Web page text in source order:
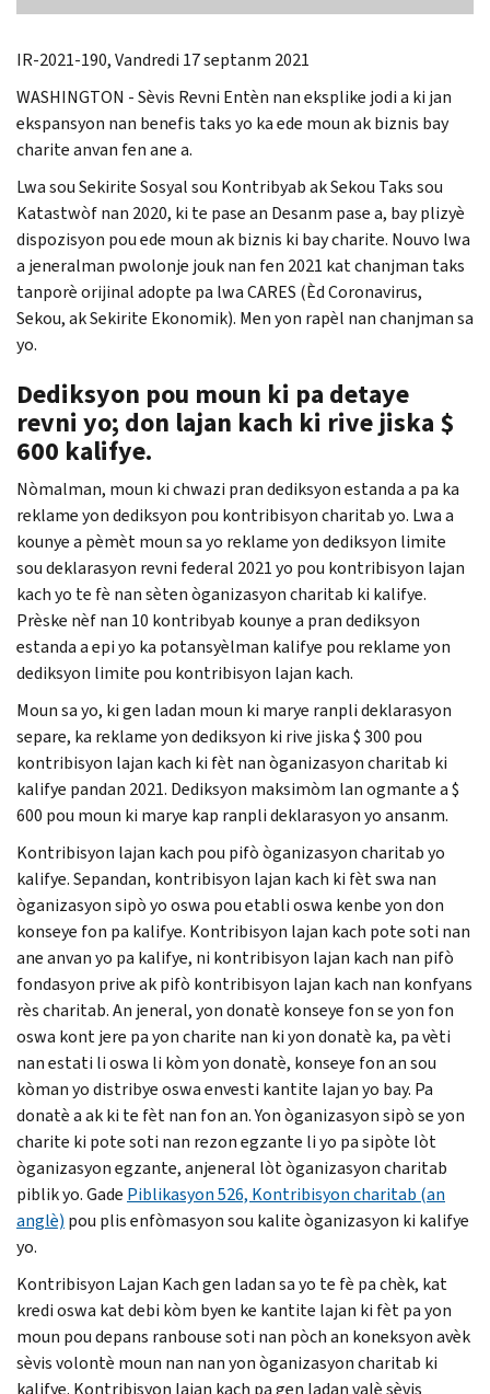
IR-2021-190, Vandredi 17 septanm 2021
WASHINGTON - Sèvis Revni Entèn nan eksplike jodi a ki jan
ekspansyon nan benefis taks yo ka ede moun ak biznis bay
charite anvan fen ane a.
Lwa sou Sekirite Sosyal sou Kontribyab ak Sekou Taks sou
Katastwòf nan 2020, ki te pase an Desanm pase a, bay plizyè
dispozisyon pou ede moun ak biznis ki bay charite. Nouvo lwa
a jeneralman pwolonje jouk nan fen 2021 kat chanjman taks
tanporè orijinal adopte pa lwa CARES (Èd Coronavirus,
Sekou, ak Sekirite Ekonomik). Men yon rapèl nan chanjman sa
yo.
Dediksyon pou moun ki pa detaye
revni yo; don lajan kach ki rive jiska $
600 kalifye.
Nòmalman, moun ki chwazi pran dediksyon estanda a pa ka
reklame yon dediksyon pou kontribisyon charitab yo. Lwa a
kounye a pèmèt moun sa yo reklame yon dediksyon limite
sou deklarasyon revni federal 2021 yo pou kontribisyon lajan
kach yo te fè nan sèten òganizasyon charitab ki kalifye.
Prèske nèf nan 10 kontribyab kounye a pran dediksyon
estanda a epi yo ka potansyèlman kalifye pou reklame yon
dediksyon limite pou kontribisyon lajan kach.
Moun sa yo, ki gen ladan moun ki marye ranpli deklarasyon
separe, ka reklame yon dediksyon ki rive jiska $ 300 pou
kontribisyon lajan kach ki fèt nan òganizasyon charitab ki
kalifye pandan 2021. Dediksyon maksimòm lan ogmante a $
600 pou moun ki marye kap ranpli deklarasyon yo ansanm.
Kontribisyon lajan kach pou pifò òganizasyon charitab yo
kalifye. Sepandan, kontribisyon lajan kach ki fèt swa nan
òganizasyon sipò yo oswa pou etabli oswa kenbe yon don
konseye fon pa kalifye. Kontribisyon lajan kach pote soti nan
ane anvan yo pa kalifye, ni kontribisyon lajan kach nan pifò
fondasyon prive ak pifò kontribisyon lajan kach nan konfyans
rès charitab. An jeneral, yon donatè konseye fon se yon fon
oswa kont jere pa yon charite nan ki yon donatè ka, pa vèti
nan estati li oswa li kòm yon donatè, konseye fon an sou
kòman yo distribye oswa envesti kantite lajan yo bay. Pa
donatè a ak ki te fèt nan fon an. Yon òganizasyon sipò se yon
charite ki pote soti nan rezon egzante li yo pa sipòte lòt
òganizasyon egzante, anjeneral lòt òganizasyon charitab
piblik yo. Gade Piblikasyon 526, Kontribisyon charitab (an
anglè) pou plis enfòmasyon sou kalite òganizasyon ki kalifye
yo.
Kontribisyon Lajan Kach gen ladan sa yo te fè pa chèk, kat
kredi oswa kat debi kòm byen ke kantite lajan ki fèt pa yon
moun pou depans ranbouse soti nan pòch an koneksyon avèk
sèvis volontè moun nan nan yon òganizasyon charitab ki
kalifye. Kontribisyon lajan kach pa gen ladan valè sèvis